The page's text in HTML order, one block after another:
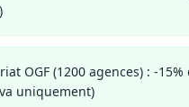
OGF (1200 agences) : -
uniquement)